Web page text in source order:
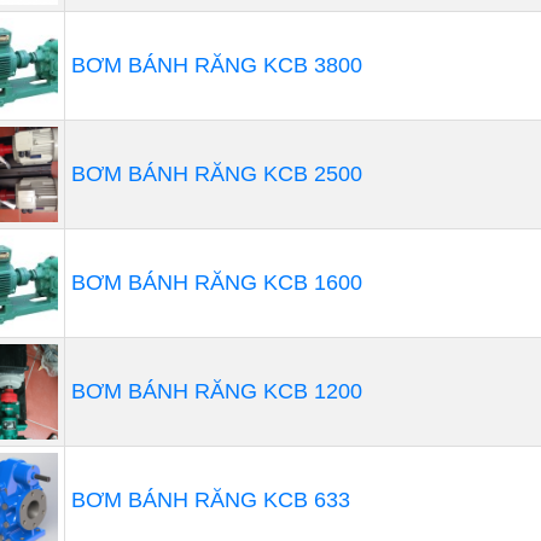
nghệ bơm piston đa giai đoạn
Cách hoạt động: Máy bơm piston đa giai đoạn sử dụng
BƠM BÁNH RĂNG KCB 3800
BƠM BÁNH RĂNG KCB 2500
BƠM BÁNH RĂNG KCB 1600
BƠM BÁNH RĂNG KCB 1200
BƠM BÁNH RĂNG KCB 633